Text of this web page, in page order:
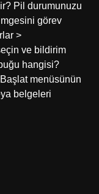
Pil durumunuzu
görev
>
ve bildirim
hangisi?
menüsünün
belgeleri